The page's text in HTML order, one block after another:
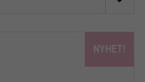
NYHET!